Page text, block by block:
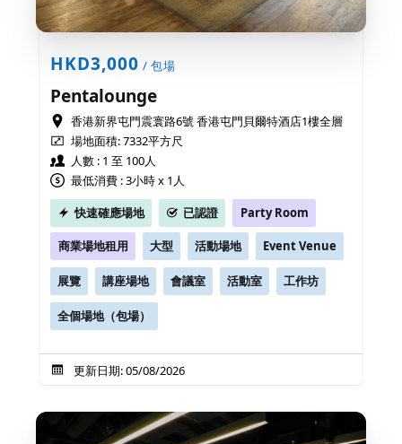
HKD3,000 / 包場
Pentalounge
香港新界屯門震寰路6號 香港屯門貝爾特酒店1樓全層
場地面積:7332平方尺
人數 : 1 至 100人
最低消費 : 3小時 x 1人
快速確應場地
已認證 Party Room
商業場地租用 大型 活動場地 Event Venue
展覽 講座場地 會議室 活動室 工作坊
全個場地（包場）
更新日期: 05/08/2026